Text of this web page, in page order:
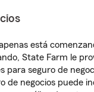
está
State Farm le
para seguro de
de negocios puede